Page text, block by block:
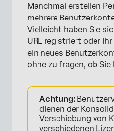
FAQs
Manchmal erstellen
mehrere
Vielleicht haben Sie
URL registriert oder
ein neues
ohne zu fragen, ob
Achtung:
dienen der
Verschiebung von
verschiedenen